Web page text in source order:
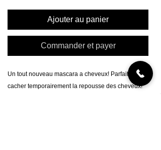
Ajouter au panier
Commander et payer
Un tout nouveau mascara a cheveux! Parfait pour
cacher temporairement la repousse des cheveux!